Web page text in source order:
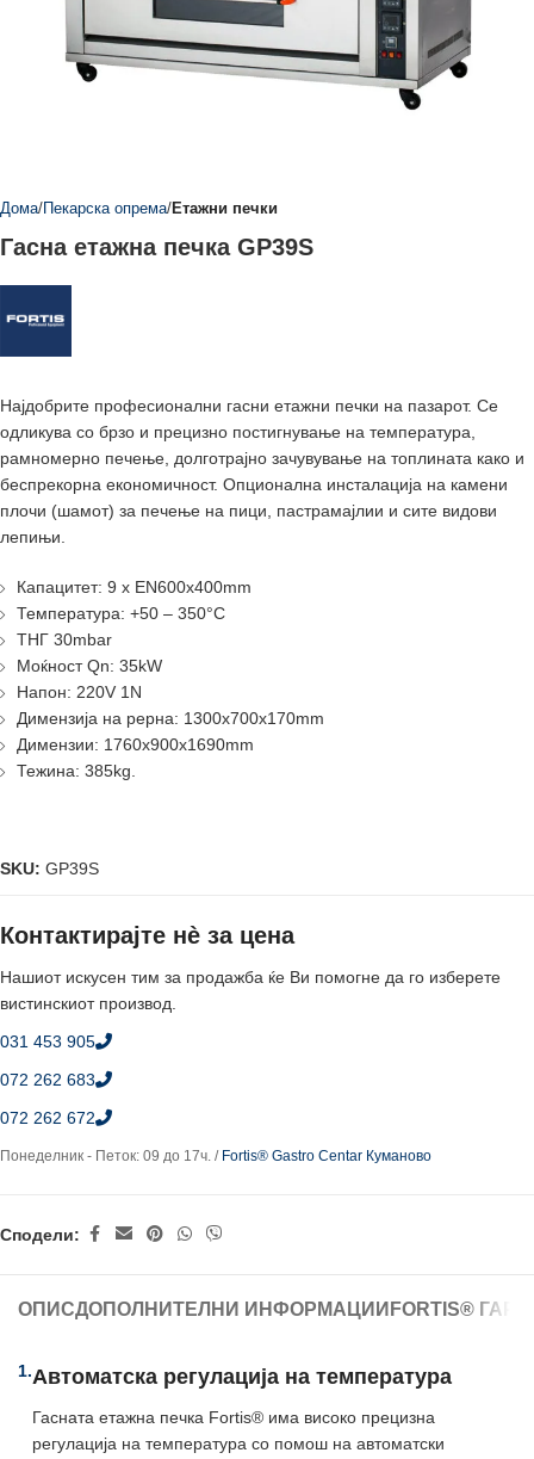
Дома Пекарска опрема Етажни печки
Гасна етажна печка GP39S
Најдобрите професионални гасни етажни печки на пазарот. Се
одликува со брзо и прецизно постигнување на температура,
рамномерно печење, долготрајно зачувување на топлината како и
беспрекорна економичност. Опционална инсталација на камени
плочи (шамот) за печење на пици, пастрамајлии и сите видови
лепињи.
Капацитет: 9 x EN600x400mm
Температура: +50 – 350°C
ТНГ 30mbar
Моќност Qn: 35kW
Напон: 220V 1N
Димензија на рерна: 1300x700x170mm
Димензии: 1760x900x1690mm
Тежина: 385kg.
SKU: GP39S
Контактирајте нè за цена
Нашиот искусен тим за продажба ќе Ви помогне да го изберете
вистинскиот производ.
031 453 905
072 262 683
072 262 672
Понеделник - Петок: 09 до 17ч. / Fortis® Gastro Centar Куманово
Сподели:
ОПИСДОПОЛНИТЕЛНИ ИНФОРМАЦИИ FORTIS®
1.Автоматска регулација на температура
Гасната етажна печка Fortis® има високо прецизна
регулација на температура со помош на автоматски